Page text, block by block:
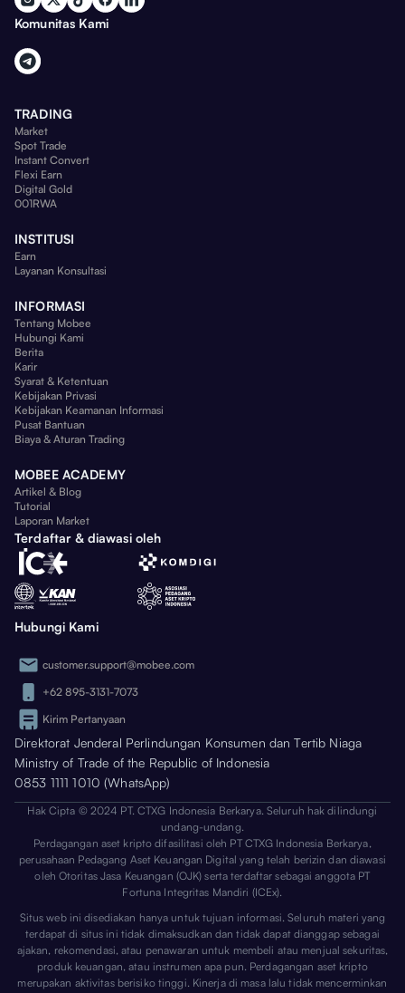
Komunitas Kami
TRADING
Market
Spot Trade
Instant Convert
Flexi Earn
Digital Gold
001RWA
INSTITUSI
Earn
Layanan Konsultasi
INFORMASI
Tentang Mobee
Hubungi Kami
Berita
Karir
Syarat & Ketentuan
Kebijakan Privasi
Kebijakan Keamanan Informasi
Pusat Bantuan
Biaya & Aturan Trading
MOBEE ACADEMY
Artikel & Blog
Tutorial
Laporan Market
Terdaftar & diawasi oleh
Hubungi Kami
customer.support@mobee.com
+62 895-3131-7073
Kirim Pertanyaan
Direktorat Jenderal Perlindungan Konsumen dan Tertib Niaga
Ministry of Trade of the Republic of Indonesia
0853 1111 1010 (WhatsApp)
Hak Cipta © 2024 PT. CTXG Indonesia Berkarya. Seluruh hak dilindungi
undang-undang.
Perdagangan aset kripto difasilitasi oleh PT CTXG Indonesia Berkarya,
perusahaan Pedagang Aset Keuangan Digital yang telah berizin dan diawasi
oleh Otoritas Jasa Keuangan (OJK) serta terdaftar sebagai anggota PT
Fortuna Integritas Mandiri (ICEx).
Situs web ini disediakan hanya untuk tujuan informasi. Seluruh materi yang
terdapat di situs ini tidak dimaksudkan dan tidak dapat dianggap sebagai
ajakan, rekomendasi, atau penawaran untuk membeli atau menjual sekuritas,
produk keuangan, atau instrumen apa pun. Perdagangan aset kripto
merupakan aktivitas berisiko tinggi. Kinerja di masa lalu tidak mencerminkan